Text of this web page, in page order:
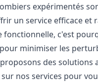
expérimentés
un service efficace
fonctionnelle, c'est
minimiser les
des solutions
nos services pour